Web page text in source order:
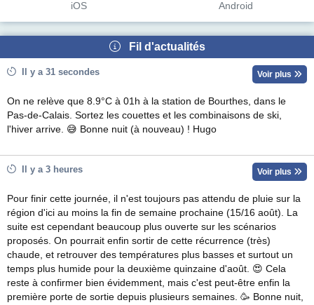
iOS Android
Fil d'actualités
Il y a 31 secondes Voir plus
On ne relève que 8.9°C à 01h à la station de Bourthes, dans le
Pas-de-Calais. Sortez les couettes et les combinaisons de ski,
l'hiver arrive. 😅 Bonne nuit (à nouveau) ! Hugo
Il y a 3 heures Voir plus
Pour finir cette journée, il n'est toujours pas attendu de pluie sur la
région d'ici au moins la fin de semaine prochaine (15/16 août). La
suite est cependant beaucoup plus ouverte sur les scénarios
proposés. On pourrait enfin sortir de cette récurrence (très)
chaude, et retrouver des températures plus basses et surtout un
temps plus humide pour la deuxième quinzaine d'août. 😍 Cela
reste à confirmer bien évidemment, mais c'est peut-être enfin la
première porte de sortie depuis plusieurs semaines. 🥳 Bonne nuit,